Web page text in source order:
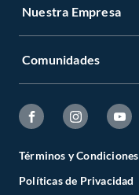
Nuestra Empresa
Comunidades
Términos y Condiciones
Políticas de Privacidad